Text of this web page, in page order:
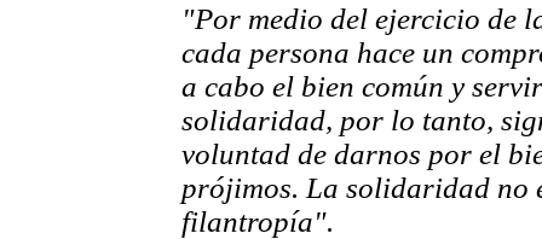
"Por medio del ejercicio de
cada persona hace un
a cabo el bien común y
solidaridad, por lo tanto,
voluntad de darnos por el
prójimos. La solidaridad no
filantropía".